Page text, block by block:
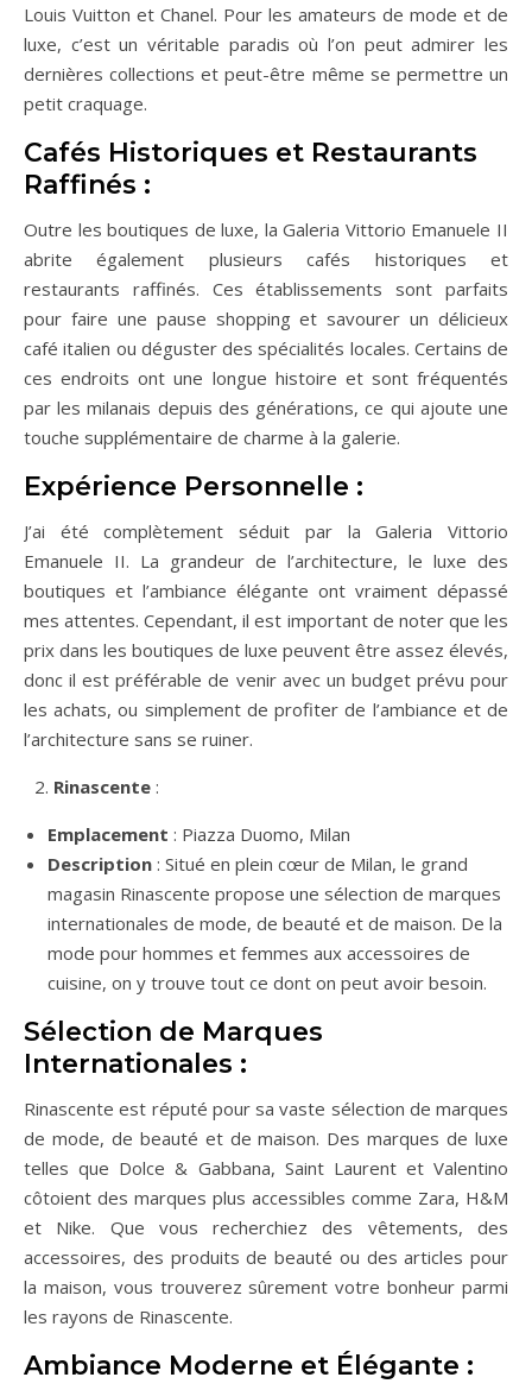
Louis Vuitton et Chanel. Pour les amateurs de mode et de
luxe, c’est un véritable paradis où l’on peut admirer les
dernières collections et peut-être même se permettre un
petit craquage.
Cafés Historiques et Restaurants
Raffinés :
Outre les boutiques de luxe, la Galeria Vittorio Emanuele II
abrite également plusieurs cafés historiques et
restaurants raffinés. Ces établissements sont parfaits
pour faire une pause shopping et savourer un délicieux
café italien ou déguster des spécialités locales. Certains de
ces endroits ont une longue histoire et sont fréquentés
par les milanais depuis des générations, ce qui ajoute une
touche supplémentaire de charme à la galerie.
Expérience Personnelle :
J’ai été complètement séduit par la Galeria Vittorio
Emanuele II. La grandeur de l’architecture, le luxe des
boutiques et l’ambiance élégante ont vraiment dépassé
mes attentes. Cependant, il est important de noter que les
prix dans les boutiques de luxe peuvent être assez élevés,
donc il est préférable de venir avec un budget prévu pour
les achats, ou simplement de profiter de l’ambiance et de
l’architecture sans se ruiner.
Rinascente :
Emplacement : Piazza Duomo, Milan
Description : Situé en plein cœur de Milan, le grand
magasin Rinascente propose une sélection de marques
internationales de mode, de beauté et de maison. De la
mode pour hommes et femmes aux accessoires de
cuisine, on y trouve tout ce dont on peut avoir besoin.
Sélection de Marques
Internationales :
Rinascente est réputé pour sa vaste sélection de marques
de mode, de beauté et de maison. Des marques de luxe
telles que Dolce & Gabbana, Saint Laurent et Valentino
côtoient des marques plus accessibles comme Zara, H&M
et Nike. Que vous recherchiez des vêtements, des
accessoires, des produits de beauté ou des articles pour
la maison, vous trouverez sûrement votre bonheur parmi
les rayons de Rinascente.
Ambiance Moderne et Élégante :